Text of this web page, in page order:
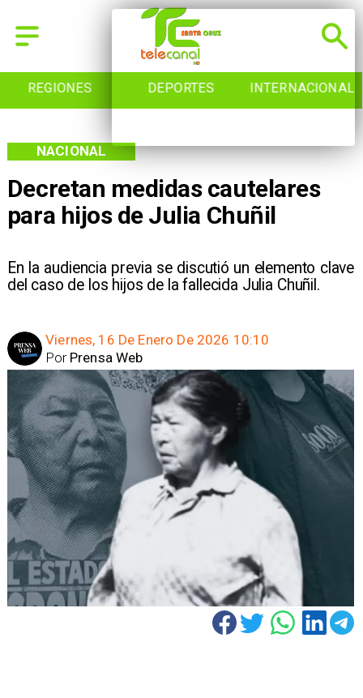
REGIONES DEPORTES INTERNACIONAL
Decretan medidas cautelares
para hijos de Julia Chuñil
En la audiencia previa se discutió un elemento clave
del caso de los hijos de la fallecida Julia Chuñil.
NACIONAL
Viernes, 16 De Enero De 2026 10:10
Prensa Web
Por